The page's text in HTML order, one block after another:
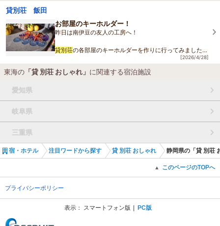
とリーズナブルです。材料も2000円でお肉を予約できるようです。お風呂
は、内湯と露天風呂の2箇所があり、時間ごとの
温め、外湯は熱めでした、設備は古めですが、清潔で温泉風情がありました。
特に朝入った露天は、晴天なら相模湾を遠望でき、贅沢で爽快な眺めでした。
兎に角、総体的に居心地の良さで言ったら久々の満点です。
旅行では、レストラン併設のホテル、旅館一辺倒だった私も、今後の旅の在り
方を改めて考えさせられる様なシンプルで、温かな居心地の良さに感心した次
第です。施設維持という意味でメンテナンスは大変なんだろうなと少し心配も
しました、今後も頑張ってください!
是非とも今後も利用したいと心から思いました。今回は本当にありがとうござ
いました。
貸別荘 飯田
お部屋のキーホルダー！
昨日は南伊豆の友人の工房へ！
貸別荘の各部屋のキーホルダーを作りに行ってみました♪
透明なアクリルをレーザーカッターで棟の名前を刻印して
もらい！
[2026/4/28]
東海の 「貸 別荘 おしゃれ」 に関連する宿泊施設
愛知県
岐阜県
三重県
宿・ホテル 注目ワードから探す 貸 別荘 おしゃれ 静岡県の「貸 別荘
▲ このページのTOPへ
プライバシーポリシー
表示： スマートフォン版 PC版